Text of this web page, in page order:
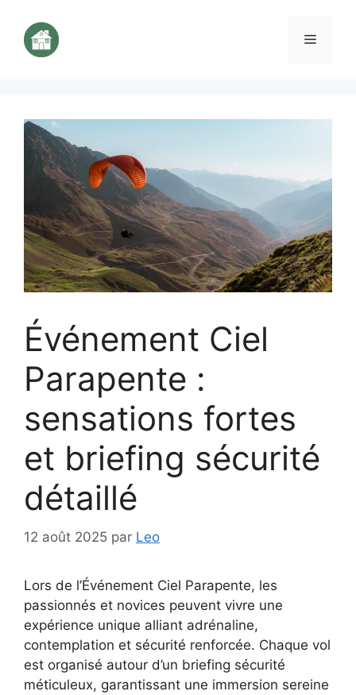
contenu
Menu
Événement Ciel
Parapente :
sensations fortes
et briefing sécurité
détaillé
12 août 2025 par Leo
Lors de l’Événement Ciel Parapente, les
passionnés et novices peuvent vivre une
expérience unique alliant adrénaline,
contemplation et sécurité renforcée. Chaque vol
est organisé autour d’un briefing sécurité
méticuleux, garantissant une immersion sereine